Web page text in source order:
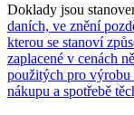
Doklady jsou
daních, ve znění
kterou se stanoví
zaplacené v cenách
použitých pro výrobu
nákupu a spotřebě